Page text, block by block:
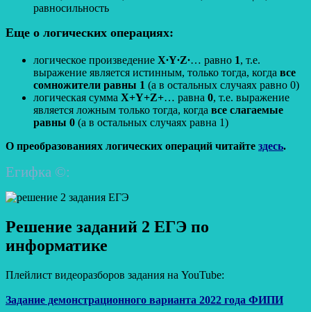
равносильность
Еще о логических операциях:
логическое произведение X∙Y∙Z∙… равно 1, т.е.
выражение является истинным, только тогда, когда все
сомножители равны 1 (а в остальных случаях равно 0)
логическая сумма X+Y+Z+… равна 0, т.е. выражение
является ложным только тогда, когда все слагаемые
равны 0 (а в остальных случаях равна 1)
О преобразованиях логических операций читайте здесь.
Егифка ©:
Решение заданий 2 ЕГЭ по
информатике
Плейлист видеоразборов задания на YouTube:
Задание демонстрационного варианта 2022 года ФИПИ